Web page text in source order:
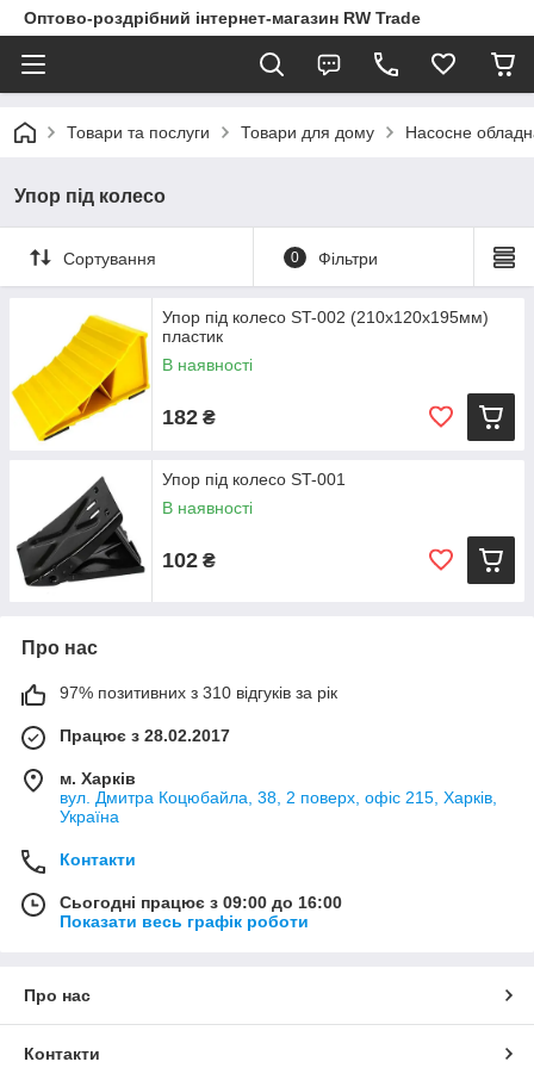
Оптово-роздрібний інтернет-магазин RW Trade
Товари та послуги Товари для дому Насосне
Упор під колесо
Сортування 0 Фільтри
Упор під колесо ST-002 (210x120x195мм)
пластик
В наявності
182 ₴
Упор під колесо ST-001
В наявності
102 ₴
Про нас
97% позитивних з 310 відгуків за рік
Працює з 28.02.2017
м. Харків
вул. Дмитра Коцюбайла, 38, 2 поверх, офіс 215, Харків,
Україна
Контакти
Сьогодні працює з 09:00 до 16:00
Показати весь графік роботи
Про нас
Контакти